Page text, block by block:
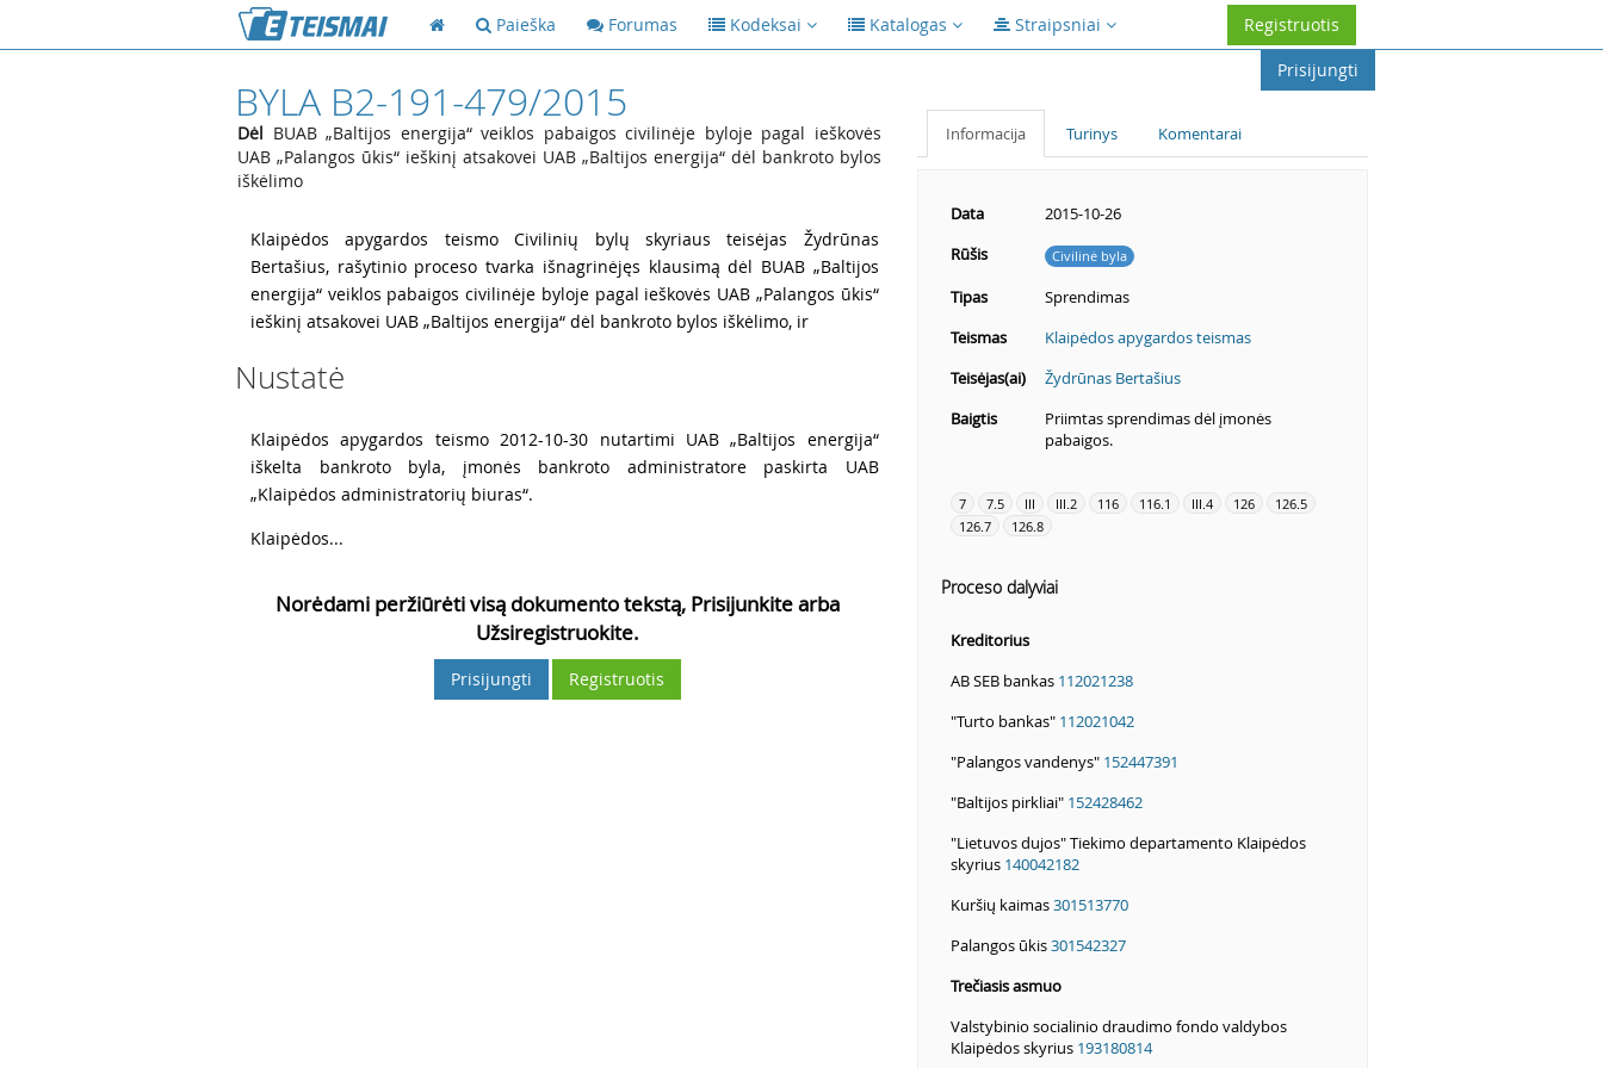
Paieška Forumas Kodeksai Katalogas Straipsniai
Registruotis
Prisijungti
BYLA B2-191-479/2015
Dėl BUAB „Baltijos energija“ veiklos pabaigos civilinėje byloje pagal ieškovės
UAB „Palangos ūkis“ ieškinį atsakovei UAB „Baltijos energija“ dėl bankroto bylos
iškėlimo
Klaipėdos apygardos teismo Civilinių bylų skyriaus teisėjas Žydrūnas
Bertašius, rašytinio proceso tvarka išnagrinėjęs klausimą dėl BUAB „Baltijos
energija“ veiklos pabaigos civilinėje byloje pagal ieškovės UAB „Palangos ūkis“
ieškinį atsakovei UAB „Baltijos energija“ dėl bankroto bylos iškėlimo, ir
Nustatė
Klaipėdos apygardos teismo 2012-10-30 nutartimi UAB „Baltijos energija“
iškelta bankroto byla, įmonės bankroto administratore paskirta UAB
„Klaipėdos administratorių biuras“.
Klaipėdos...
Norėdami peržiūrėti visą dokumento tekstą, Prisijunkite arba
Užsiregistruokite.
Prisijungti Registruotis
Informacija Turinys Komentarai
Data
2015-10-26
Rūšis
Civilinė byla
Tipas
Sprendimas
Teismas
Klaipėdos apygardos teismas
Teisėjas(ai)
Žydrūnas Bertašius
Baigtis
Priimtas sprendimas dėl įmonės
pabaigos.
7 7.5 III III.2 116 116.1 III.4 126
126.5
126.7
126.8
Proceso dalyviai
Kreditorius
AB SEB bankas 112021238
"Turto bankas" 112021042
"Palangos vandenys" 152447391
"Baltijos pirkliai" 152428462
"Lietuvos dujos" Tiekimo departamento Klaipėdos
skyrius 140042182
Kuršių kaimas301513770
Palangos ūkis301542327
Trečiasis asmuo
Valstybinio socialinio draudimo fondo valdybos
Klaipėdos skyrius 193180814